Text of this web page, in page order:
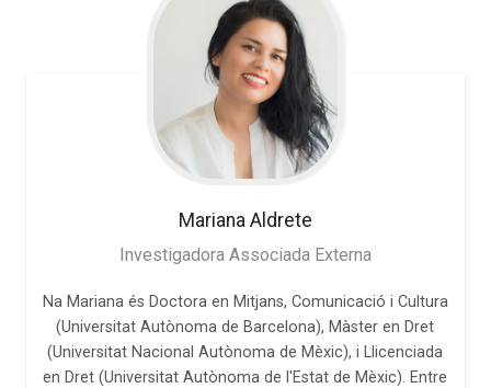
Mariana Aldrete
Investigadora Associada Externa
Na Mariana és Doctora en Mitjans, Comunicació i Cultura
(Universitat Autònoma de Barcelona), Màster en Dret
(Universitat Nacional Autònoma de Mèxic), i Llicenciada
en Dret (Universitat Autònoma de l'Estat de Mèxic). Entre